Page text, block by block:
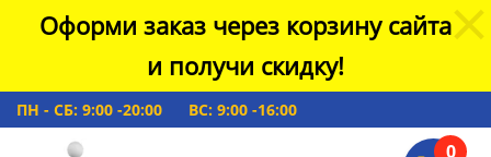
Оформи заказ через корзину сайта
и получи скидку!
ПН - СБ: 9:00 -20:00 ВС: 9:00 -16:00
0